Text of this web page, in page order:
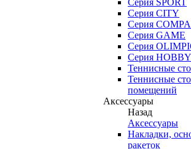
Серия SPORT
Серия CITY
Серия
Серия GAME
Серия
Серия HOBBY
Теннисные
Теннисные
помещений
Аксессуары
Назад
Аксессуары
Накладки,
ракеток